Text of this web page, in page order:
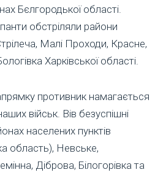
Бєлгородької області.
обстріляли райони
Малі Проходи, Красне,
Харківської області.
противник намагається
військ. Вів безуспішні
населених пунктів
область), Невське,
Діброва, Білогорівка та